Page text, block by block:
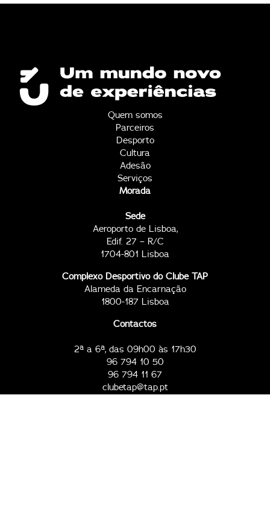
Quem somos
Parceiros
Desporto
Cultura
Adesão
Serviços
Morada
Sede
Aeroporto de Lisboa,
Edif. 27 – R/C
1704-801 Lisboa
Complexo Desportivo do Clube TAP
Alameda da Encarnação
1800-187 Lisboa
Contactos
2ª a 6ª, das 09h00 às 17h30
96 794 10 50
96 794 11 67
clubetap@tap.pt